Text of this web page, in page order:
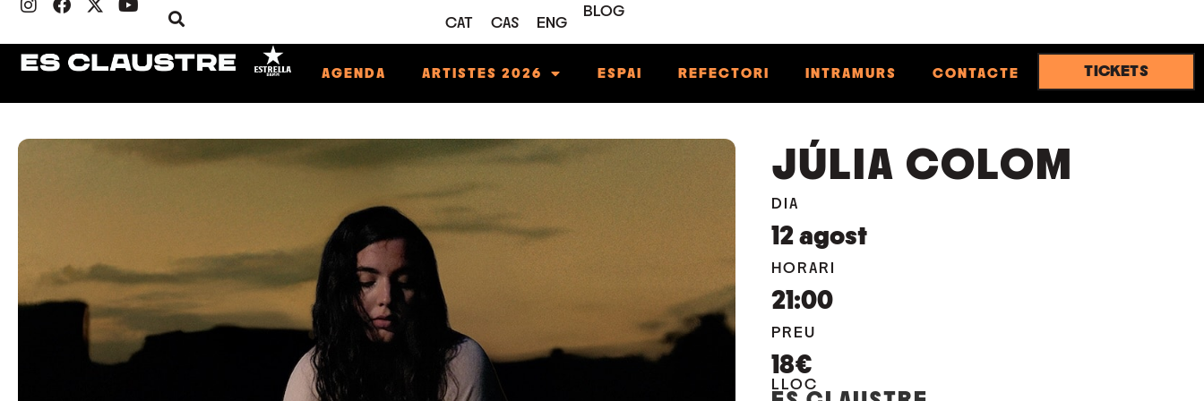
CAT CAS ENG
BLOG
AGENDA ARTISTES 2026 ESPAI REFECTORI INTRAMURS CONTACTE TICKETS
JÚLIA COLOM
DIA
12 agost
HORARI
21:00
PREU
18€
LLOC